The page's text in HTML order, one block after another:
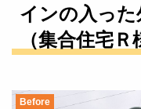
インの入った
（集合住宅Ｒ
Before